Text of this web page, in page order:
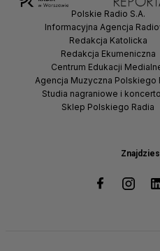
Polskie Radio S.A.
Informacyjna Agencja
Redakcja Katolicka
Redakcja Ekumeniczna
Centrum Edukacji
Agencja Muzyczna Polskiego
Studia nagraniowe i
Sklep Polskiego Radia